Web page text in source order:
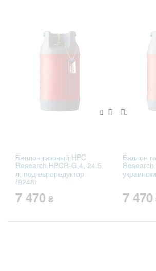
имеет
избыточного давления;
изготавливается в
необходимые
европейского и украинского
Баллон газовый HPC
Research HPCR-G.4, 24.5
л, под евроредуктор
(9248)
7 470₴
Баллон
7 470